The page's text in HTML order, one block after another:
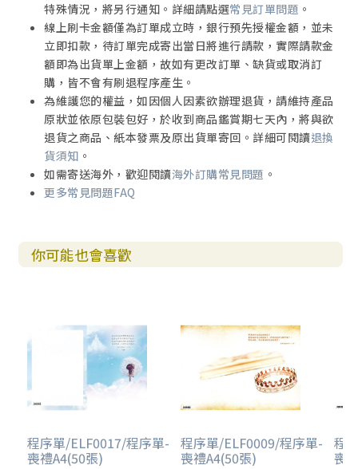
特殊情況，將另行通知。詳細請點選常見訂單問題 。
線上刷卡金額僅為訂單成立時，銀行預先授權金額，並未
立即扣款，待訂單完成寄出當日將進行請款，實際請款金
額即為出貨單上金額，故如有更改訂單、缺貨或取消訂
購，皆不會有刷退程序產生。
為維護您的權益，如因個人因素欲辦理退貨，請維持產品
原狀並依原包裝包好，於收到商品鑑賞期七天內，將與欲
退貨之商品、紙本發票及原出貨單寄回。詳細可閱讀退換
貨須知 。
如需寄送海外，歡迎閱讀海外訂購常見問題 。
更多常見問題FAQ
你可能也會喜歡
程序單/ELF0017/程序單-
喪禮A4(50張)
程序單/ELF0009/程序單-
喪禮A4(50張)
程
喪